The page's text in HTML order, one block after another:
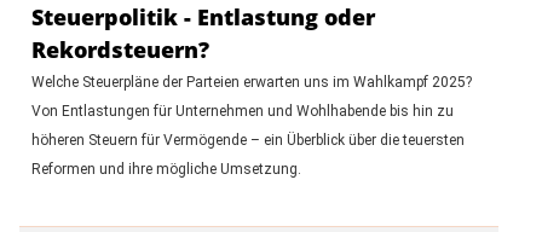
Steuerpolitik - Entlastung oder
Rekordsteuern?
Welche Steuerpläne der Parteien erwarten uns im Wahlkampf 2025?
Von Entlastungen für Unternehmen und Wohlhabende bis hin zu
höheren Steuern für Vermögende – ein Überblick über die teuersten
Reformen und ihre mögliche Umsetzung.